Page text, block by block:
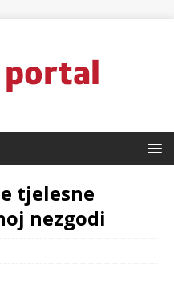
tjelesne
nezgodi